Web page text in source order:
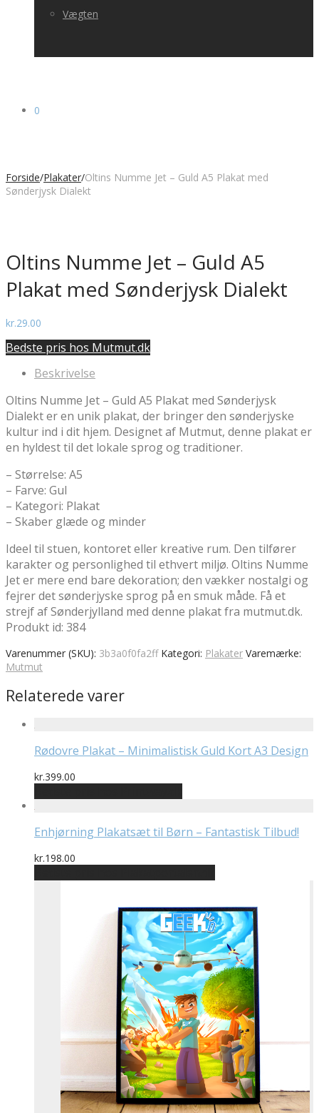
Vægten
0
Forside/Plakater/Oltins Numme Jet – Guld A5 Plakat med
Sønderjysk Dialekt
Oltins Numme Jet – Guld A5
Plakat med Sønderjysk Dialekt
kr.29.00
Bedste pris hos Mutmut.dk
Beskrivelse
Oltins Numme Jet – Guld A5 Plakat med Sønderjysk
Dialekt er en unik plakat, der bringer den sønderjyske
kultur ind i dit hjem. Designet af Mutmut, denne plakat er
en hyldest til det lokale sprog og traditioner.
– Størrelse: A5
– Farve: Gul
– Kategori: Plakat
– Skaber glæde og minder
Ideel til stuen, kontoret eller kreative rum. Den tilfører
karakter og personlighed til ethvert miljø. Oltins Numme
Jet er mere end bare dekoration; den vækker nostalgi og
fejrer det sønderjyske sprog på en smuk måde. Få et
strejf af Sønderjylland med denne plakat fra mutmut.dk.
Produkt id: 384
Varenummer (SKU): 3b3a0f0fa2ff Kategori: Plakater Varemærke:
Mutmut
Relaterede varer
Rødovre Plakat – Minimalistisk Guld Kort A3 Design
kr.399.00
Enhjørning Plakatsæt til Børn – Fantastisk Tilbud!
kr.198.00